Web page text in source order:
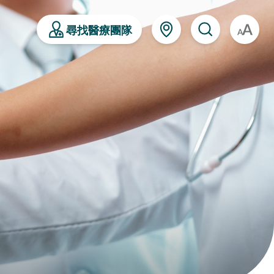
尋找醫療團隊 A